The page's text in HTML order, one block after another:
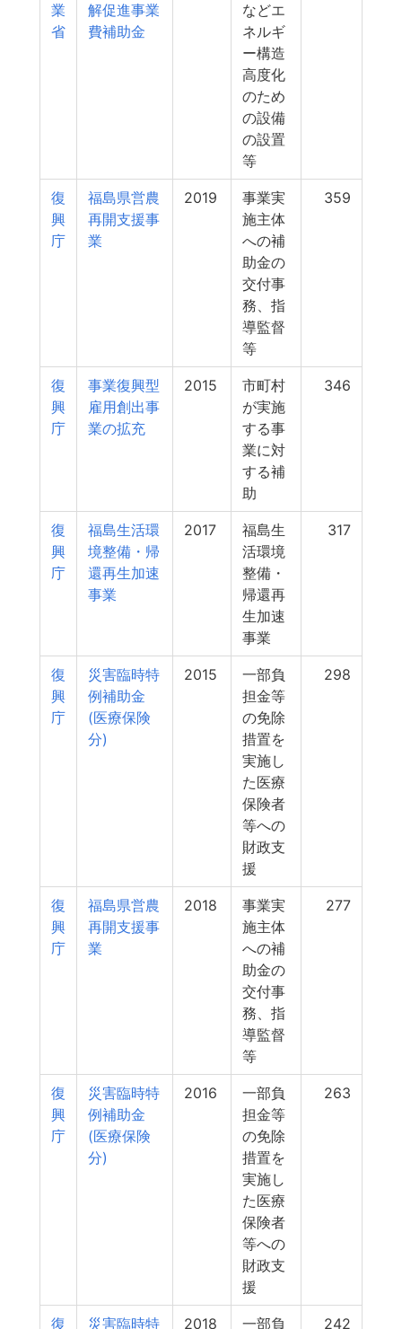
業
省
解促進事業
費補助金
などエ
ネルギ
ー構造
高度化
のため
の設備
の設置
等
復
興
庁
福島県営農
再開支援事
業
2019
事業実
施主体
への補
助金の
交付事
務、指
導監督
等
359
復
興
庁
事業復興型
雇用創出事
業の拡充
2015
市町村
が実施
する事
業に対
する補
助
346
復
興
庁
福島生活環
境整備・帰
還再生加速
事業
2017
福島生
活環境
整備・
帰還再
生加速
事業
317
復
興
庁
災害臨時特
例補助金
(医療保険
分)
2015
一部負
担金等
の免除
措置を
実施し
た医療
保険者
等への
財政支
援
298
復
興
庁
福島県営農
再開支援事
業
2018
事業実
施主体
への補
助金の
交付事
務、指
導監督
等
277
復
興
庁
災害臨時特
例補助金
(医療保険
分)
2016
一部負
担金等
の免除
措置を
実施し
た医療
保険者
等への
財政支
援
263
復 災害臨時特 2018 一部負 242